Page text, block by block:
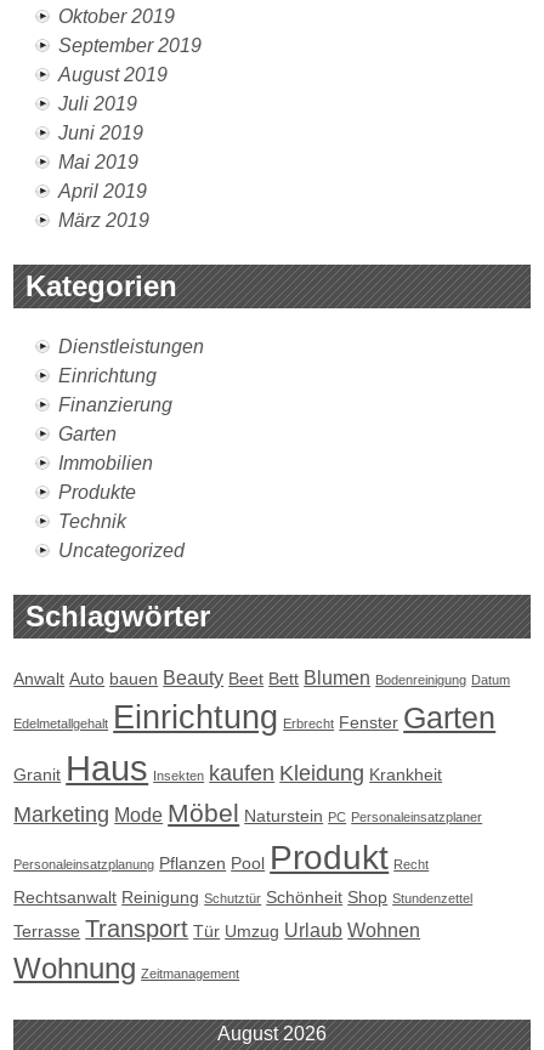
Oktober 2019
September 2019
August 2019
Juli 2019
Juni 2019
Mai 2019
April 2019
März 2019
Kategorien
Dienstleistungen
Einrichtung
Finanzierung
Garten
Immobilien
Produkte
Technik
Uncategorized
Schlagwörter
Anwalt Auto bauen Beauty Beet Bett Blumen Bodenreinigung Datum
Edelmetallgehalt Einrichtung Erbrecht Fenster Garten
Granit Haus Insekten kaufen Kleidung Krankheit
Marketing Mode Möbel Naturstein PC Personaleinsatzplaner
Personaleinsatzplanung Pflanzen Pool Produkt Recht
Rechtsanwalt Reinigung Schutztür Schönheit Shop Stundenzettel
Terrasse Transport Tür Umzug Urlaub Wohnen
Wohnung Zeitmanagement
August 2026